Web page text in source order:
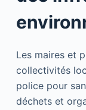
Les maires et
collectivités
police pour
déchets et